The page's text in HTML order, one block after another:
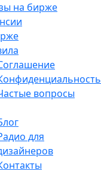
на бирже
вопросы
для